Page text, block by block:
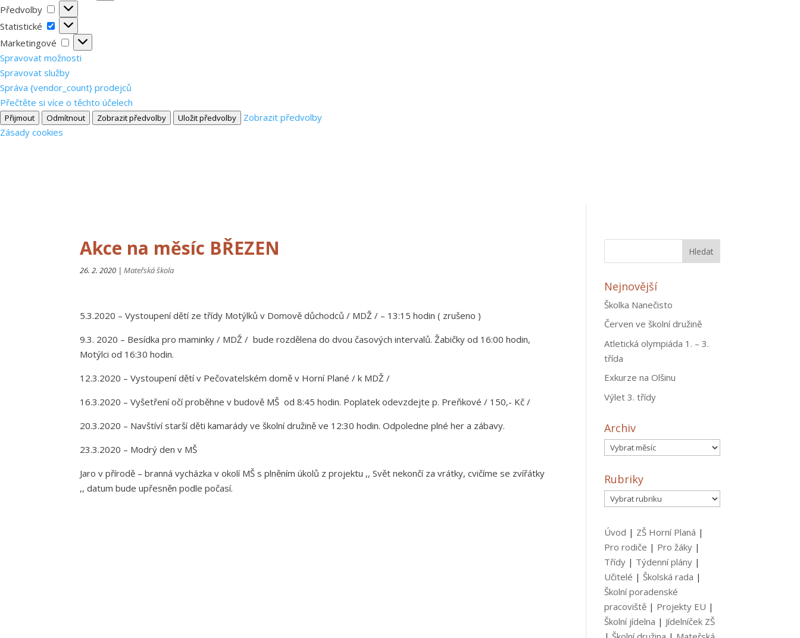
Předvolby
Předvolby
Statistické
Statistické
Marketingové
Marketingové
Spravovat možnosti
Spravovat služby
Správa {vendor_count} prodejců
Přečtěte si více o těchto účelech
Přijmout Odmítnout Zobrazit předvolby Uložit předvolby
Zobrazit předvolby
Zásady cookies
Akce na měsíc BŘEZEN
26. 2. 2020 |Mateřská škola
5.3.2020 – Vystoupení dětí ze třídy Motýlků v Domově důchodců / MDŽ / – 13:15 hodin ( zrušeno )
9.3. 2020 – Besídka pro maminky / MDŽ / bude rozdělena do dvou časových intervalů. Žabičky od 16:00 hodin,
Motýlci od 16:30 hodin.
12.3.2020 – Vystoupení dětí v Pečovatelském domě v Horní Plané / k MDŽ /
16.3.2020 – Vyšetření očí proběhne v budově MŠ od 8:45 hodin. Poplatek odevzdejte p. Preňkové / 150,- Kč /
20.3.2020 – Navštíví starší děti kamarády ve školní družině ve 12:30 hodin. Odpoledne plné her a zábavy.
23.3.2020 – Modrý den v MŠ
Jaro v přírodě – branná vycházka v okolí MŠ s plněním úkolů z projektu ,, Svět nekončí za vrátky, cvičíme se zvířátky
,, datum bude upřesněn podle počasí.
Nejnovější
Školka Nanečisto
Červen ve školní družině
Atletická olympiáda 1. – 3.
třída
Exkurze na Olšinu
Výlet 3. třídy
Archiv
Archiv
Rubriky
Rubriky
Úvod | ZŠ Horní Planá |
Pro rodiče | Pro žáky |
Třídy | Týdenní plány |
Učitelé | Školská rada |
Školní poradenské
pracoviště | Projekty EU |
Školní jídelna | Jídelníček ZŠ